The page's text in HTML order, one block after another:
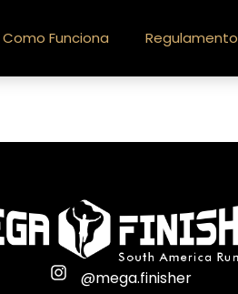
Como Funciona Regulamento
@mega.finisher